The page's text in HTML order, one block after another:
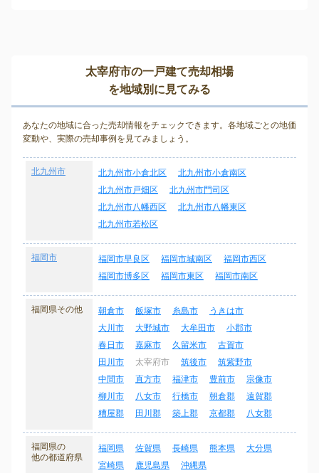
太宰府市の一戸建て売却相場
を地域別に見てみる
あなたの地域に合った売却情報をチェックできます。各地域ごとの地価
変動や、実際の売却事例を見てみましょう。
北九州市 北九州市小倉北区
北九州市小倉南区
北九州市戸畑区
北九州市門司区
北九州市八幡西区
北九州市八幡東区
北九州市若松区
福岡市 福岡市早良区 福岡市城南区
福岡市西区
福岡市博多区
福岡市東区 福岡市南区
福岡県その他 朝倉市 飯塚市 糸島市
うきは市
大川市
大野城市 大牟田市
小郡市
春日市
嘉麻市 久留米市
古賀市
田川市
太宰府市 筑後市
筑紫野市
中間市
直方市 福津市 豊前市
宗像市
柳川市
八女市 行橋市 朝倉郡
遠賀郡
糟屋郡
田川郡 築上郡 京都郡 八女郡
福岡県の
他の都道府県
福岡県 佐賀県 長崎県 熊本県
大分県
宮崎県
鹿児島県 沖縄県